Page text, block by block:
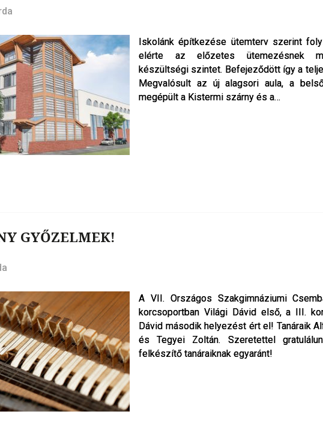
Iskolánk építkezése ütemterv szerint
elérte az előzetes ütemezésnek
készültségi szintet. Befejeződött így a
Megvalósult az új alagsori aula, a
megépült a Kistermi szárny és a…
Iskolánk építkezése ütemterv szerint
elérte az előzetes ütemezésnek
készültségi szintet. Befejeződött így a
Megvalósult az új alagsori aula, a
megépült a Kistermi szárny és a…
GYŐZELMEK!
A VII. Országos Szakgimnáziumi
korcsoportban Világi Dávid első, a III.
Dávid második helyezést ért el! Tanáraik
és Tegyei Zoltán. Szeretettel
felkészítő tanáraiknak egyaránt!
A VII. Országos Szakgimnáziumi
korcsoportban Világi Dávid első, a III.
Dávid második helyezést ért el! Tanáraik
és Tegyei Zoltán. Szeretettel
felkészítő tanáraiknak egyaránt!